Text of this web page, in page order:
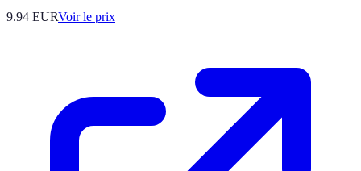
9.94 EURVoir le prix